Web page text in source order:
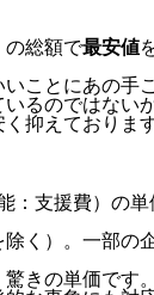
の総額で最安値
ことにあの
るのではな
抑えております
：支援費）の
く）。一部
きの単価で